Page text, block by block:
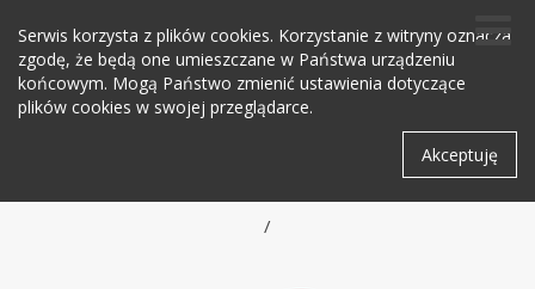
Serwis korzysta z plików cookies. Korzystanie z witryny oznacza
zgodę, że będą one umieszczane w Państwa urządzeniu
końcowym. Mogą Państwo zmienić ustawienia dotyczące
plików cookies w swojej przeglądarce.
Akceptuję
/